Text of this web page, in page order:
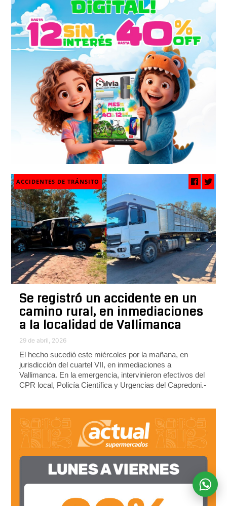
ACCIDENTES DE TRÁNSITO
Se registró un accidente en un
camino rural, en inmediaciones
a la localidad de Vallimanca
29 de abril, 2026
El hecho sucedió este miércoles por la mañana, en
jurisdicción del cuartel VII, en inmediaciones a
Vallimanca. En la emergencia, intervinieron efectivos del
CPR local, Policía Científica y Urgencias del Capredoni.-